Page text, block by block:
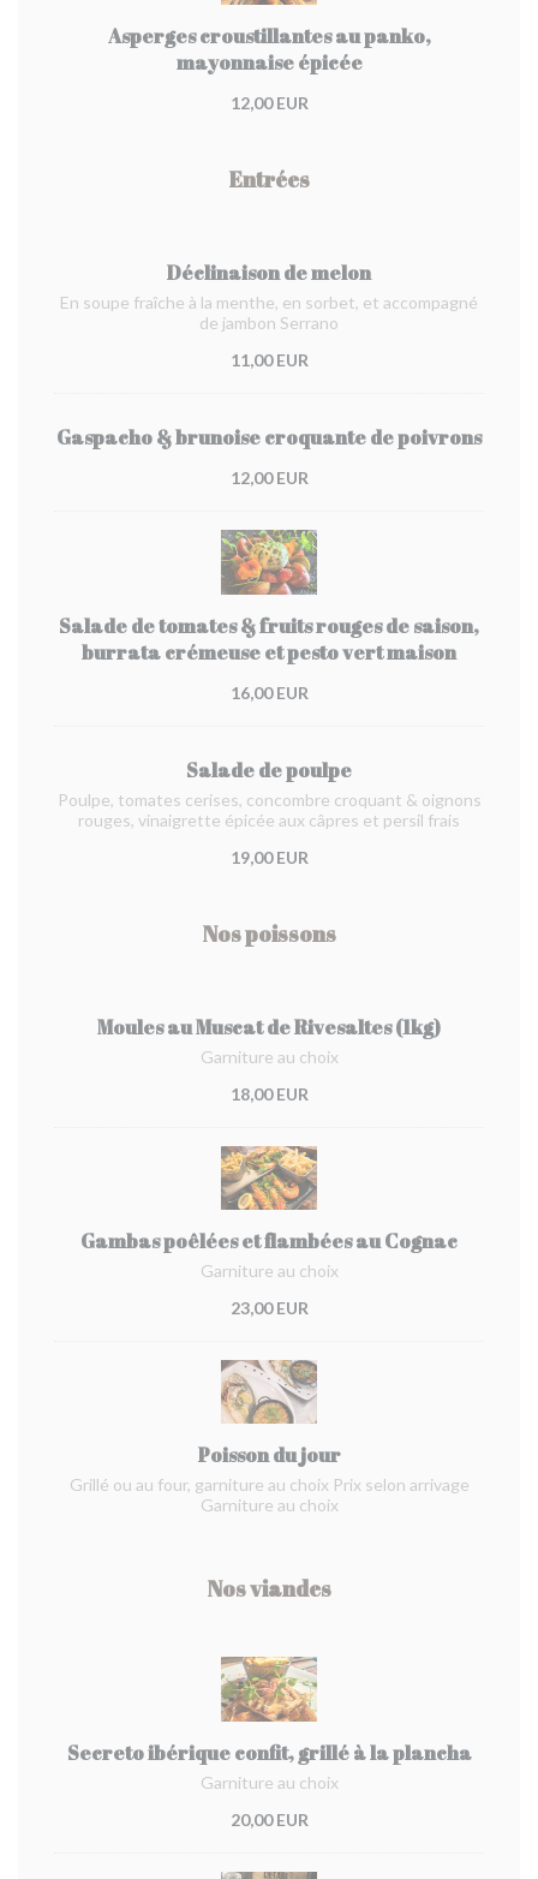
Asperges croustillantes au panko,
mayonnaise épicée
12,00 EUR
Entrées
Déclinaison de melon
En soupe fraîche à la menthe, en sorbet, et accompagné
de jambon Serrano
11,00 EUR
Gaspacho & brunoise croquante de poivrons
12,00 EUR
Salade de tomates & fruits rouges de saison,
burrata crémeuse et pesto vert maison
16,00 EUR
Salade de poulpe
Poulpe, tomates cerises, concombre croquant & oignons
rouges, vinaigrette épicée aux câpres et persil frais
19,00 EUR
Nos poissons
Moules au Muscat de Rivesaltes (1kg)
Garniture au choix
18,00 EUR
Gambas poêlées et flambées au Cognac
Garniture au choix
23,00 EUR
Poisson du jour
Grillé ou au four, garniture au choix Prix selon arrivage
Garniture au choix
Nos viandes
Secreto ibérique confit, grillé à la plancha
Garniture au choix
20,00 EUR